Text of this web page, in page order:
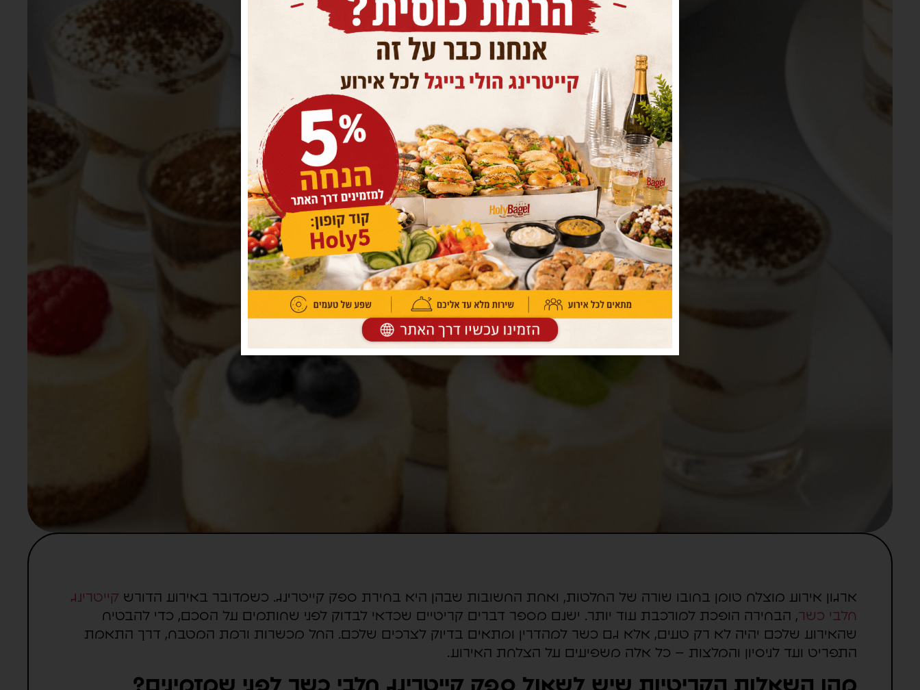
ארגון אירוע מוצלח טומן בחובו שורה של החלטות, ואחת החשובות שבהן היא בחירת ספק קייטרינג. כשמדובר באירוע הדורש קייטרינג
חלבי כשר, הבחירה הופכת למורכבת עוד יותר. ישנם מספר דברים קריטיים שכדאי לבדוק לפני שחותמים על הסכם, כדי להבטיח
שהאירוע שלכם יהיה לא רק טעים, אלא גם כשר למהדרין ומתאים בדיוק לצרכים שלכם. החל מכשרות ורמת המטבח, דרך התאמת
התפריט ועד לניסיון והמלצות – כל אלה משפיעים על הצלחת האירוע.
מהן השאלות הקריטיות שיש לשאול ספק קייטרינג חלבי כשר לפני שמזמינים?